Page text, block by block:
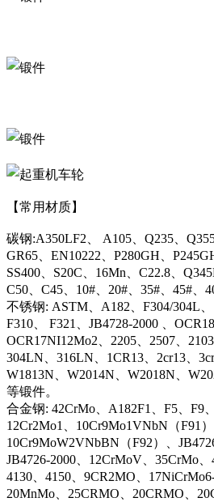
【常用材质】
碳钢:A350LF2、 A105、Q235、
GR65、EN10222、P280GH、
SS400、S20C、16Mn、C22.8、
C50、C45、10#、20#、35#、45#、
不锈钢: ASTM、A182、F304/304L、
F310、 F321、JB4728-2000 、
OCR17NI12Mo2、2205、2507、
304LN、316LN、1CR13、2cr13、
W1813N、W2014N、W2018N、
等锻件。
合金钢: 42CrMo、A182F1、F5、F9
12Cr2Mo1、10Cr9Mo1VNbN（F91）
10Cr9MoW2VNbBN（F92）、
JB4726-2000、12CrMoV、35CrMo、
4130、4150、9CR2MO、
20MnMo、25CRMO、20CRMO、